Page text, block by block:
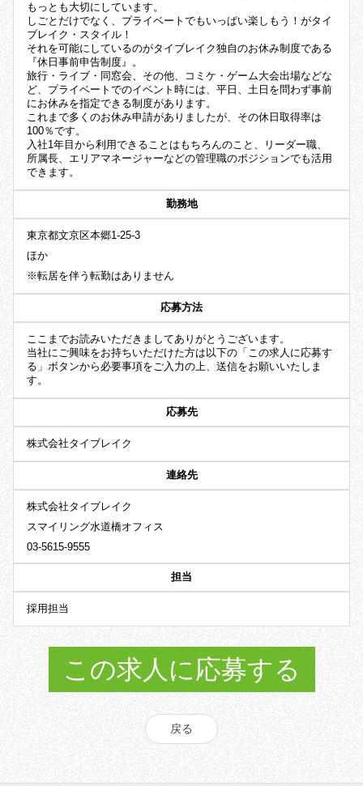
もっとも大切にしています。
しごとだけでなく、プライベートでもいっぱい楽しもう！がタイ
ブレイク・スタイル！
それを可能にしているのがタイブレイク独自のお休み制度である
『休日事前申告制度』。
旅行・ライブ・同窓会、その他、コミケ・ゲーム大会出場などな
ど、プライベートでのイベント時には、平日、土日を問わず事前
にお休みを指定できる制度があります。
これまで多くのお休み申請がありましたが、その休日取得率は
100％です。
入社1年目から利用できることはもちろんのこと、リーダー職、
所属長、エリアマネージャーなどの管理職のポジションでも活用
できます。
勤務地
東京都文京区本郷1-25-3
ほか
※転居を伴う転勤はありません
応募方法
ここまでお読みいただきましてありがとうございます。
当社にご興味をお持ちいただけた方は以下の「この求人に応募す
る」ボタンから必要事項をご入力の上、送信をお願いいたしま
す。
応募先
株式会社タイブレイク
連絡先
株式会社タイブレイク
スマイリング水道橋オフィス
03-5615-9555
担当
採用担当
この求人に応募する
戻る